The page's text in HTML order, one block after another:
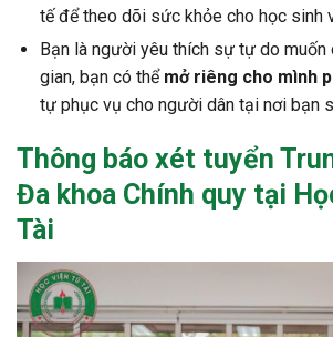
tế để theo dõi sức khỏe cho học sinh
Bạn là người yêu thích sự tự do muốn
gian, bạn có thể mở riêng cho mình
tự phục vụ cho người dân tại nơi bạn
Thông báo xét tuyển
Đa khoa Chính quy tại
Tài